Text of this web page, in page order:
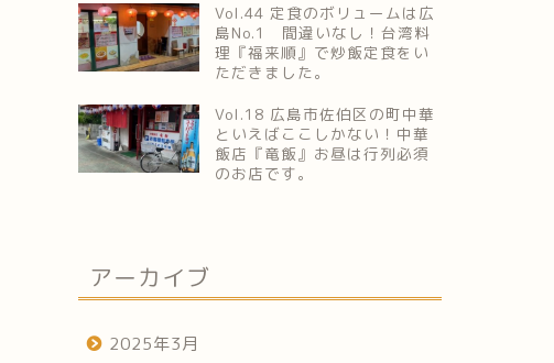
Vol.44 定食のボリュームは広
島No.1 間違いなし！台湾料
理『福来順』で炒飯定食をい
ただきました。
Vol.18 広島市佐伯区の町中華
といえばここしかない！中華
飯店『竜飯』お昼は行列必須
のお店です。
アーカイブ
2025年3月